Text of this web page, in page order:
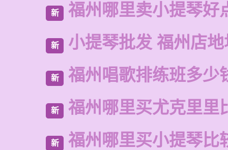
新 福州哪里卖小提琴好
新 小提琴批发 福州店地
新 福州唱歌排练班多少
新 福州哪里买尤克里里
新 福州哪里买小提琴比